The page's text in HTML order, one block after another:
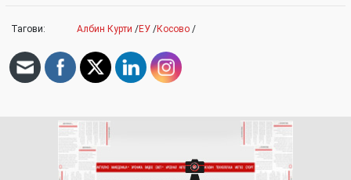
Тагови: Албин Курти /ЕУ /Косово /